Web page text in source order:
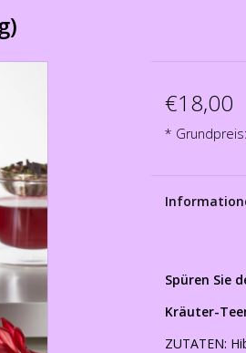
€18,00
*
Spüren Sie
Kräuter-
ZUTATEN: